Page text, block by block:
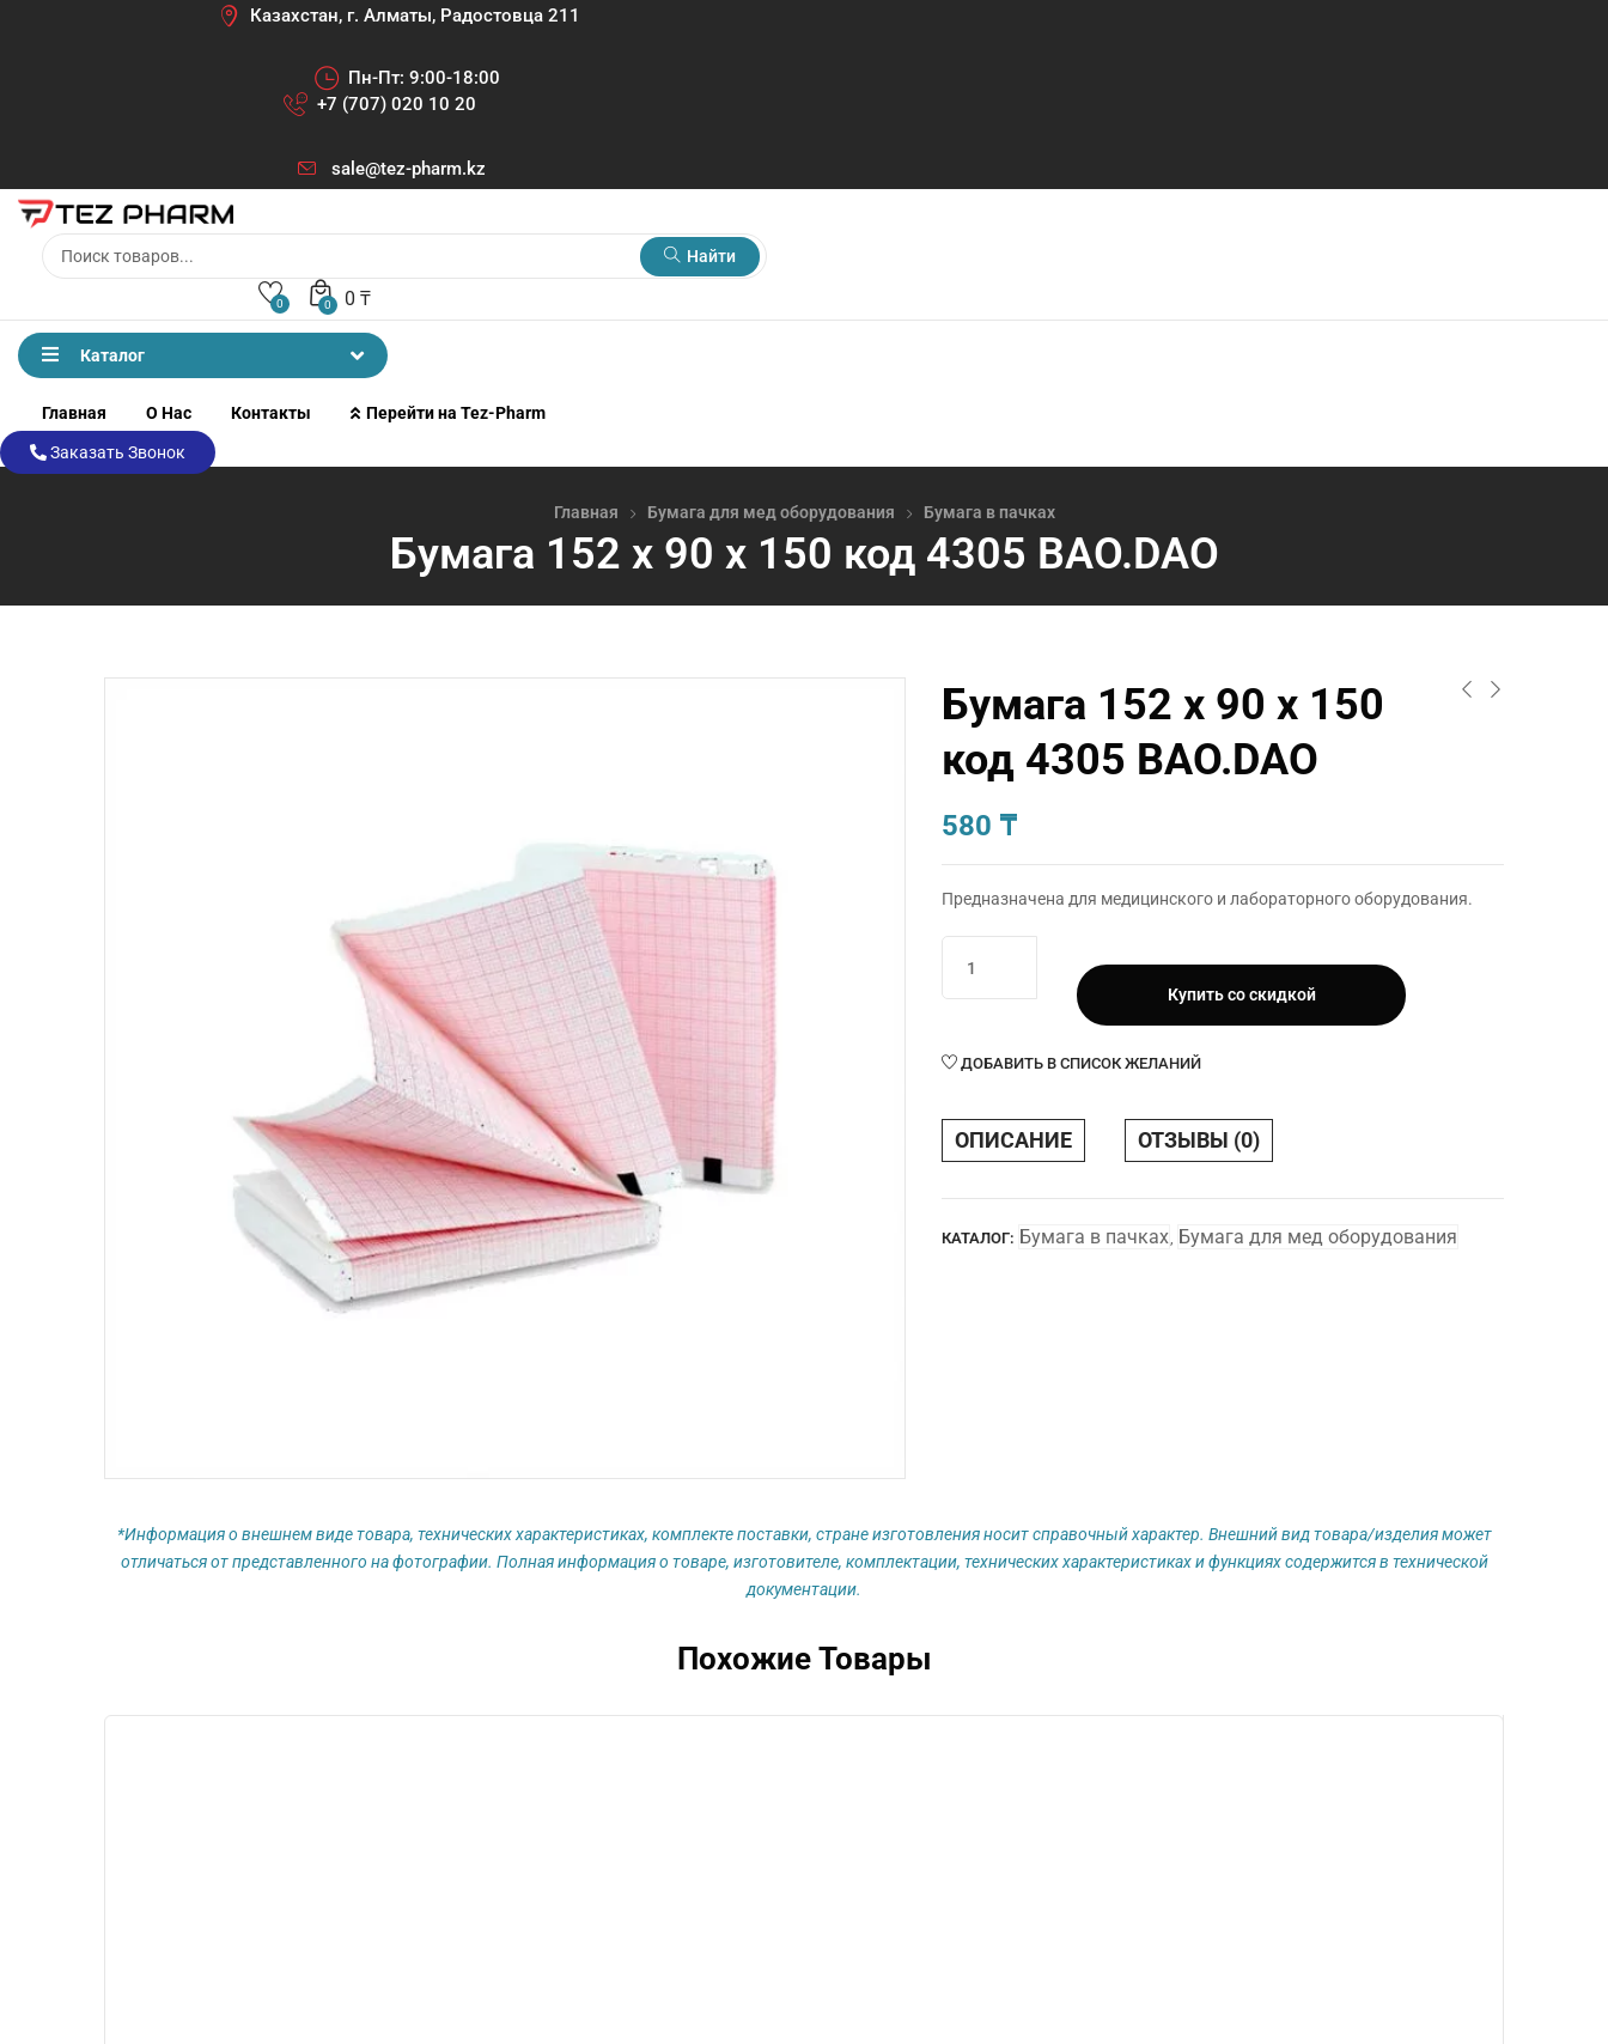
Казахстан, г. Алматы, Радостовца 211
Пн-Пт: 9:00-18:00
+7 (707) 020 10 20
sale@tez-pharm.kz
Найти
0 0 ₸
0
Каталог
Главная О Нас Контакты Перейти на Tez-Pharm
Заказать Звонок
Главная Бумага для мед оборудования Бумага в пачках
Бумага 152 х 90 х 150 код 4305 BAO.DAO
Бумага 152 х 90 х 150
код 4305 BAO.DAO
580 ₸
Предназначена для медицинского и лабораторного оборудования.
товара
Бумага
х
150
4305
Купить со скидкой
ДОБАВИТЬ В СПИСОК ЖЕЛАНИЙ
ОПИСАНИЕ ОТЗЫВЫ (0)
КАТАЛОГ: Бумага в пачках Бумага для мед оборудования
*Информация о внешнем виде товара, технических характеристиках, комплекте поставки, стране изготовления носит справочный характер. Внешний вид товара/изделия может
отличаться от представленного на фотографии. Полная информация о товаре, изготовителе, комплектации, технических характеристиках и функциях содержится в технической
документации.
Похожие Товары